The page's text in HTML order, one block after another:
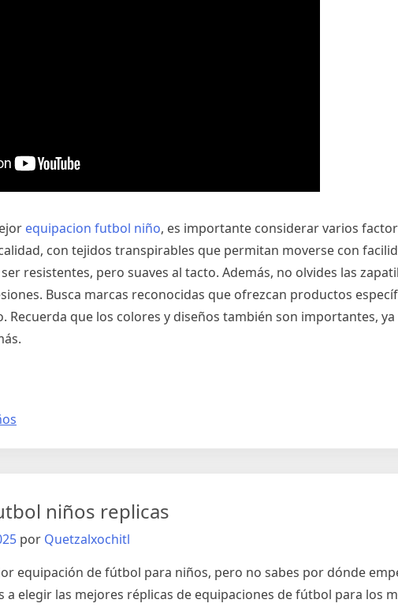
equipacion futbol niño, es importante considerar varios
con tejidos transpirables que permitan moverse con
resistentes, pero suaves al tacto. Además, no olvides las
Busca marcas reconocidas que ofrezcan productos
Recuerda que los colores y diseños también son importantes,
niños replicas
por Quetzalxochitl
equipación de fútbol para niños, pero no sabes por dónde
elegir las mejores réplicas de equipaciones de fútbol para los